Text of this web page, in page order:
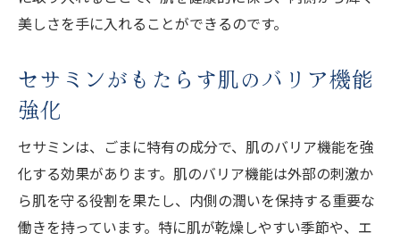
美しさを手に入れることができるのです。
セサミンがもたらす肌のバリア機能
強化
セサミンは、ごまに特有の成分で、肌のバリア機能を強
化する効果があります。肌のバリア機能は外部の刺激か
ら肌を守る役割を果たし、内側の潤いを保持する重要な
働きを持っています。特に肌が乾燥しやすい季節や、エ